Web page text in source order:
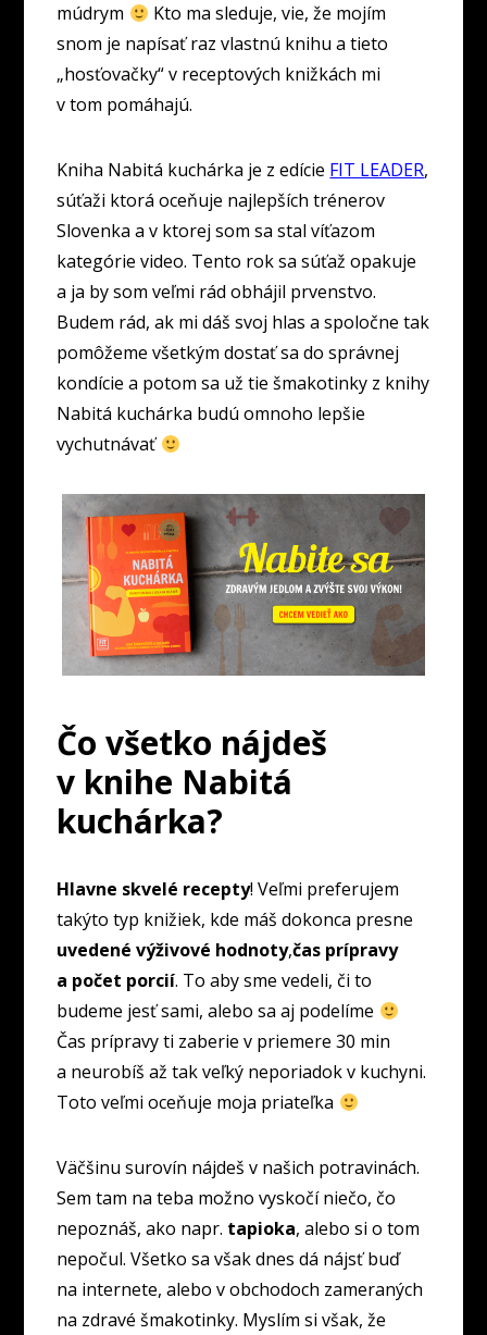
múdrym
Kto ma sleduje, vie, že mojím
snom je napísať raz vlastnú knihu a tieto
„hosťovačky“ v receptových knižkách mi
v tom pomáhajú.
Kniha Nabitá kuchárka je z edície FIT LEADER,
súťaži ktorá oceňuje najlepších trénerov
Slovenka a v ktorej som sa stal víťazom
kategórie video. Tento rok sa súťaž opakuje
a ja by som veľmi rád obhájil prvenstvo.
Budem rád, ak mi dáš svoj hlas a spoločne tak
pomôžeme všetkým dostať sa do správnej
kondície a potom sa už tie šmakotinky z knihy
Nabitá kuchárka budú omnoho lepšie
vychutnávať
Čo všetko nájdeš
v knihe Nabitá
kuchárka?
Hlavne skvelé recepty! Veľmi preferujem
takýto typ knižiek, kde máš dokonca presne
uvedené výživové hodnoty,čas prípravy
a počet porcií. To aby sme vedeli, či to
budeme jesť sami, alebo sa aj podelíme
Čas prípravy ti zaberie v priemere 30 min
a neurobíš až tak veľký neporiadok v kuchyni.
Toto veľmi oceňuje moja priateľka
Väčšinu surovín nájdeš v našich potravinách.
Sem tam na teba možno vyskočí niečo, čo
nepoznáš, ako napr. tapioka, alebo si o tom
nepočul. Všetko sa však dnes dá nájsť buď
na internete, alebo v obchodoch zameraných
na zdravé šmakotinky. Myslím si však, že